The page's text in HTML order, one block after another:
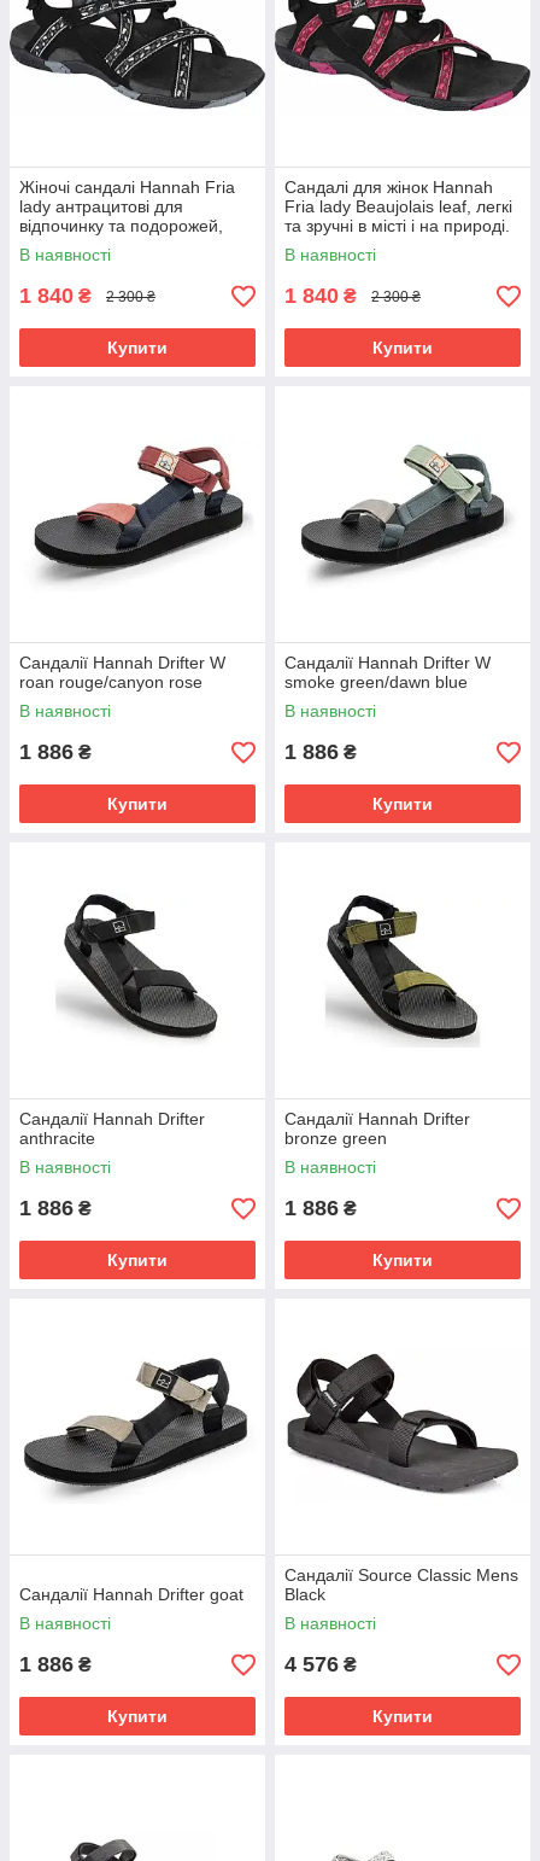
Жіночі сандалі Hannah Fria
lady антрацитові для
відпочинку та подорожей,
зручні та легкі.
В наявності
1 840 ₴ 2 300 ₴
Купити
Сандалі для жінок Hannah
Fria lady Beaujolais leaf, легкі
та зручні в місті і на природі.
В наявності
1 840 ₴ 2 300 ₴
Купити
Сандалії Hannah Drifter W
roan rouge/canyon rose
В наявності
1 886 ₴
Купити
Сандалії Hannah Drifter W
smoke green/dawn blue
В наявності
1 886 ₴
Купити
Сандалії Hannah Drifter
anthracite
В наявності
1 886 ₴
Купити
Сандалії Hannah Drifter
bronze green
В наявності
1 886 ₴
Купити
Сандалії Hannah Drifter goat
В наявності
1 886 ₴
Купити
Сандалії Source Classic Mens
Black
В наявності
4 576 ₴
Купити